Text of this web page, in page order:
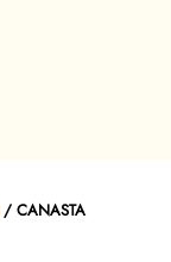
/ CANASTA